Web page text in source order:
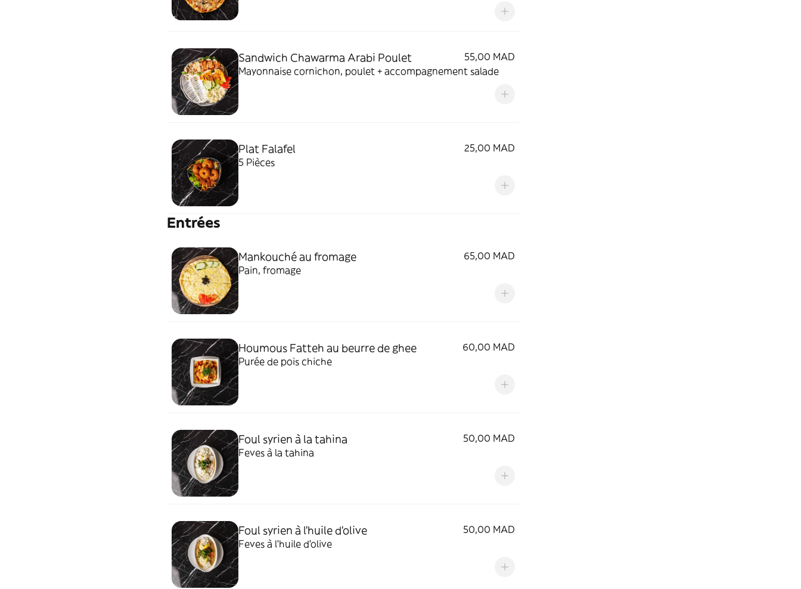
Sandwich Chawarma Arabi Poulet
55,00 MAD
Mayonnaise cornichon, poulet + accompagnement salade
Plat Falafel
25,00 MAD
5 Pièces
Entrées
Mankouché au fromage
65,00 MAD
Pain, fromage
Houmous Fatteh au beurre de ghee
60,00 MAD
Purée de pois chiche
Foul syrien à la tahina
50,00 MAD
Feves à la tahina
Foul syrien à l'huile d'olive
50,00 MAD
Feves à l'huile d'olive